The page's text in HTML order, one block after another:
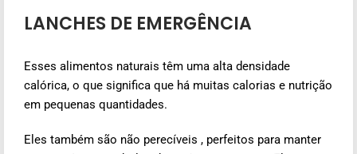
LANCHES DE EMERGÊNCIA
Esses alimentos naturais têm uma alta densidade
calórica, o que significa que há muitas calorias e nutrição
em pequenas quantidades.
Eles também são não perecíveis , perfeitos para manter